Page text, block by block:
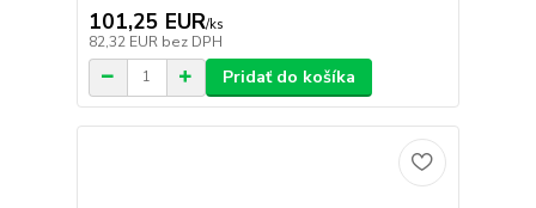
101,25 EUR/ks
82,32 EUR bez DPH
Pridať do košíka